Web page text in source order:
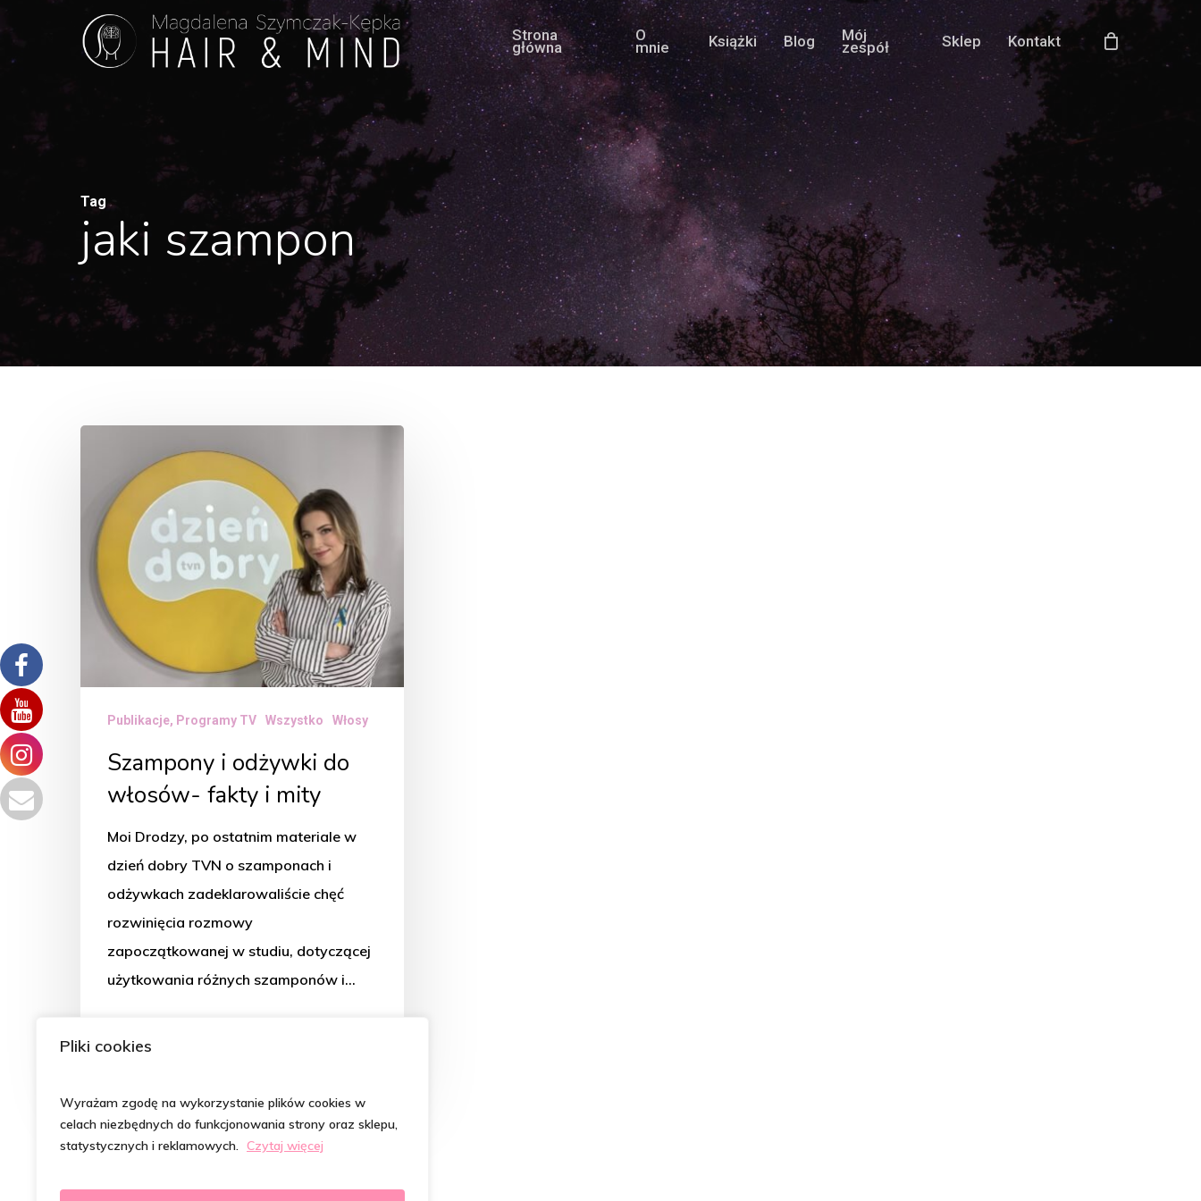
Pliki cookies
Wyrażam zgodę na wykorzystanie plików cookies w
celach niezbędnych do funkcjonowania strony oraz sklepu,
statystycznych i reklamowych. Czytaj więcej
Strona
główna
O
mnie Książki Blog Mój
zespół Sklep Kontakt
Tag
jaki szampon
odżywki
włosów-
fakty
Publikacje, Programy TV Wszystko Włosy
Szampony i odżywki do
włosów- fakty i mity
Moi Drodzy, po ostatnim materiale w
dzień dobry TVN o szamponach i
odżywkach zadeklarowaliście chęć
rozwinięcia rozmowy
zapoczątkowanej w studiu, dotyczącej
użytkowania różnych szamponów i…